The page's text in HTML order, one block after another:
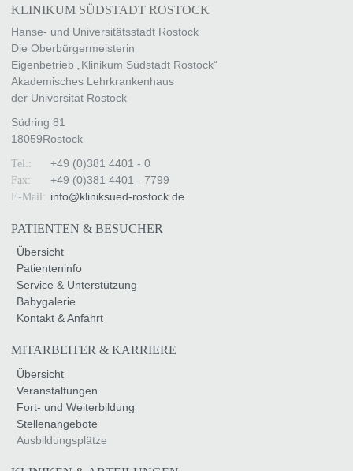
KLINIKUM SÜDSTADT ROSTOCK
Hanse- und Universitätsstadt Rostock
Die Oberbürgermeisterin
Eigenbetrieb „Klinikum Südstadt Rostock“
Akademisches Lehrkrankenhaus
der Universität Rostock
Südring 81
18059Rostock
Tel.: +49 (0)381 4401 - 0
Fax: +49 (0)381 4401 - 7799
E-Mail: info@kliniksued-rostock de
PATIENTEN & BESUCHER
Übersicht
Patienteninfo
Service & Unterstützung
Babygalerie
Kontakt & Anfahrt
MITARBEITER & KARRIERE
Übersicht
Veranstaltungen
Fort- und Weiterbildung
Stellenangebote
Ausbildungsplätze